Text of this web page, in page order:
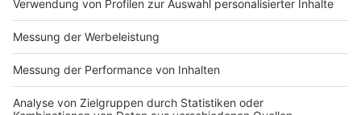
Impressum
Nutzungsbedingungen Kontakt
Newsletter